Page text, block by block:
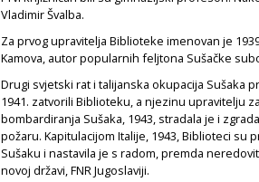
Vladimir Švalba.
Za prvog upravitelja Biblioteke imenovan je
Kamova, autor popularnih feljtona Sušačke
Drugi svjetski rat i talijanska okupacija Sušaka
1941. zatvorili Biblioteku, a njezinu upravitelju
bombardiranja Sušaka, 1943, stradala je i
požaru. Kapitulacijom Italije, 1943, Biblioteci
Sušaku i nastavila je s radom, premda
novoj državi, FNR Jugoslaviji.